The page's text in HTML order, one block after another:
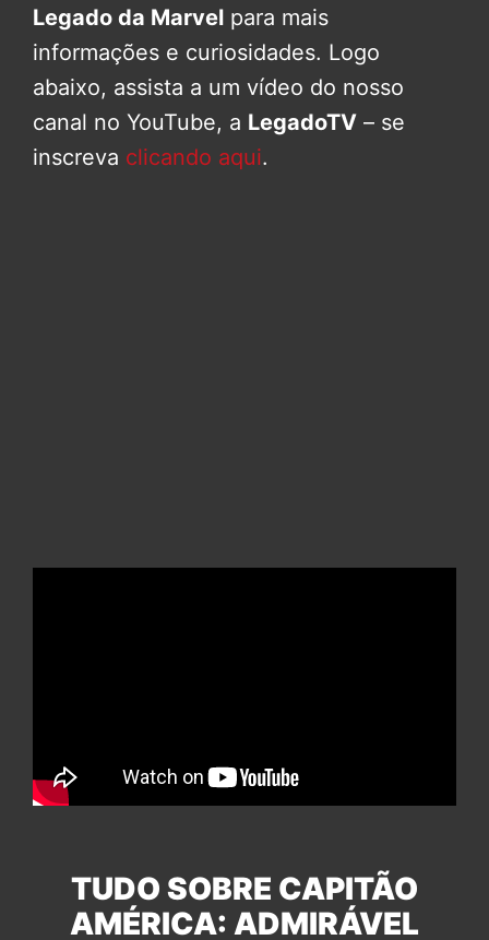
Legado da Marvel para mais
informações e curiosidades. Logo
abaixo, assista a um vídeo do nosso
canal no YouTube, a LegadoTV – se
inscreva clicando aqui.
TUDO SOBRE CAPITÃO
AMÉRICA: ADMIRÁVEL